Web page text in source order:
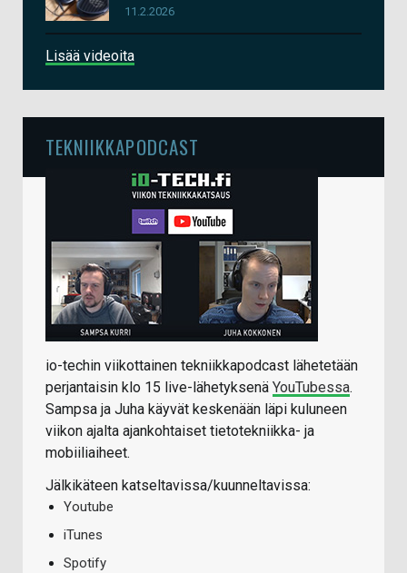
11.2.2026
Lisää videoita
TEKNIIKKAPODCAST
io-techin viikottainen tekniikkapodcast lähetetään
perjantaisin klo 15 live-lähetyksenä YouTubessa.
Sampsa ja Juha käyvät keskenään läpi kuluneen
viikon ajalta ajankohtaiset tietotekniikka- ja
mobiiliaiheet.
Jälkikäteen katseltavissa/kuunneltavissa:
Youtube
iTunes
Spotify